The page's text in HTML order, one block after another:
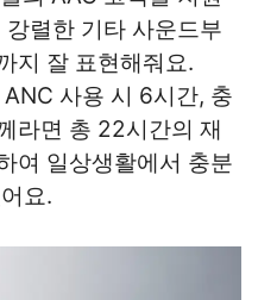
렬한 기타 사운드부
지 잘 표현해줘요.
ANC 사용 시 6시간, 충
라면 총 22시간의 재
여 일상생활에서 충분
요.